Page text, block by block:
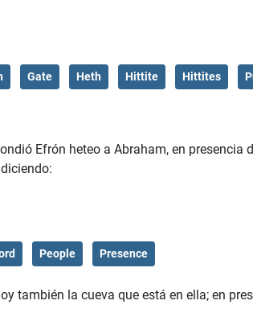
Gate Heth Hittite Hittites
Efrón heteo a Abraham, en presencia
People Presence
también la cueva que está en ella; en